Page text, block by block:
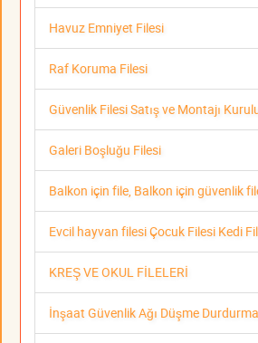
Havuz Emniyet Filesi
Raf Koruma Filesi
Güvenlik Filesi Satış ve Montajı
Galeri Boşluğu Filesi
Balkon için file, Balkon için güvenlik
Evcil hayvan filesi Çocuk Filesi Kedi
KREŞ VE OKUL FİLELERİ
İnşaat Güvenlik Ağı Düşme